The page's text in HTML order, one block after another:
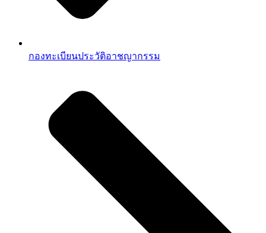
กองทะเบียนประวัติอาชญากรรม